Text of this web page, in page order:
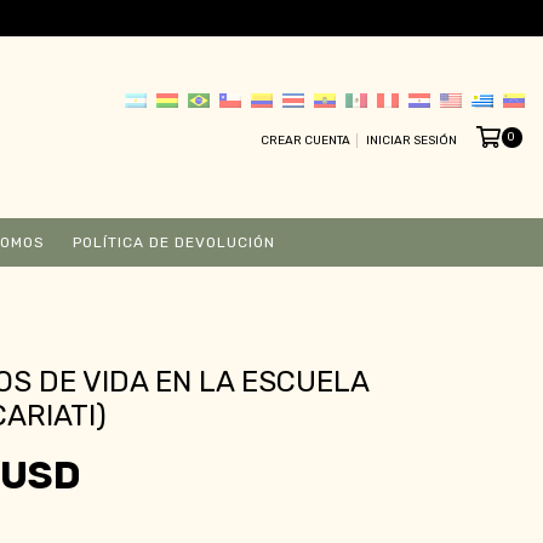
CREAR CUENTA INICIAR SESIÓN 0
POLÍTICA DE DEVOLUCIÓN
DE VIDA EN LA ESCUELA